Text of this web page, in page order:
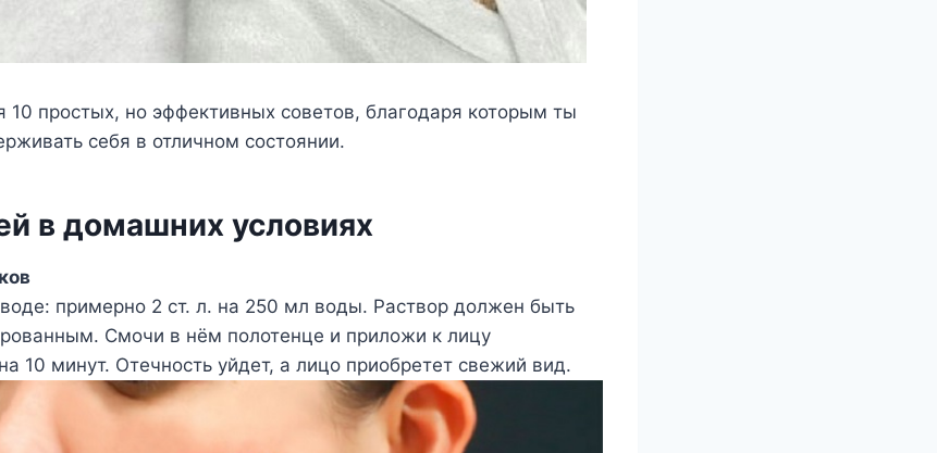
простых, но эффективных советов, благодаря которым ты
себя в отличном состоянии.
в домашних условиях
примерно 2 ст. л. на 250 мл воды. Раствор должен быть
Смочи в нём полотенце и приложи к лицу
10 минут. Отечность уйдет, а лицо приобретет свежий вид.